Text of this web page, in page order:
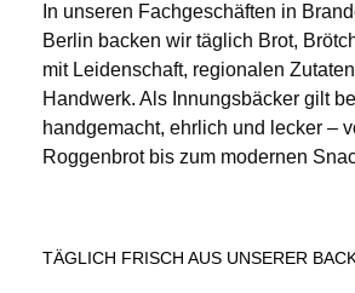
In unseren Fachgeschäften in
Berlin backen wir täglich Brot,
mit Leidenschaft, regionalen
Handwerk. Als Innungsbäcker gilt
handgemacht, ehrlich und lecker –
Roggenbrot bis zum modernen
TÄGLICH FRISCH AUS UNSERER